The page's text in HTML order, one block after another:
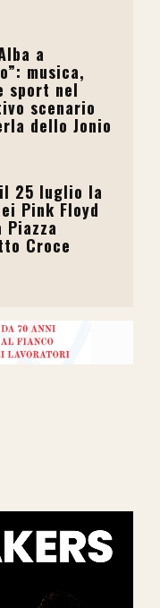
a
musica,
sport nel
scenario
dello Jonio
25 luglio la
Pink Floyd
Croce